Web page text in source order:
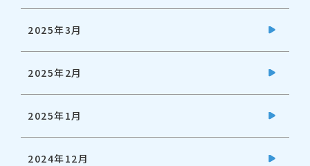
2025年3月
2025年2月
2025年1月
2024年12月